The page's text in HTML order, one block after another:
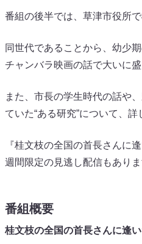
番組の後半では、草津市役所
同世代であることから、幼少
チャンバラ映画の話で大いに盛
また、市長の学生時代の話や
ていた“ある研究”について、
『桂文枝の全国の首長さんに
週間限定の見逃し配信もありま
番組概要
桂文枝の全国の首長さんに逢い